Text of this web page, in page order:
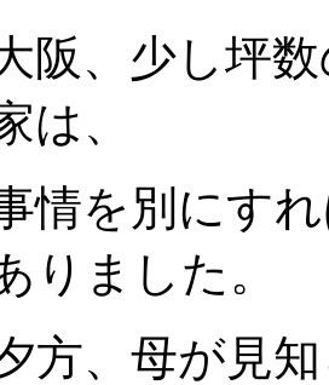
阪、少し坪
は、
情を別にす
りました。
方、母が見